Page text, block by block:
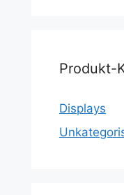
Produkt-
Displays